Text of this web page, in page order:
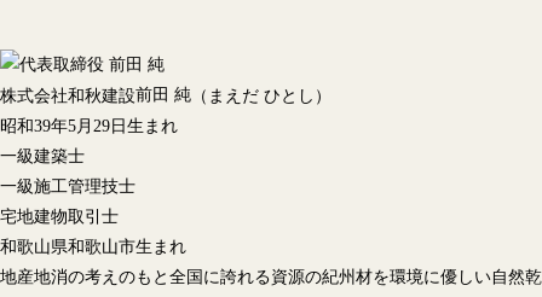
株式会社和秋建設前田 純 （まえだ ひとし）
昭和39年5月29日生まれ
一級建築士
一級施工管理技士
宅地建物取引士
和歌山県和歌山市生まれ
地産地消の考えのもと全国に誇れる資源の紀州材を環境に優しい自然乾